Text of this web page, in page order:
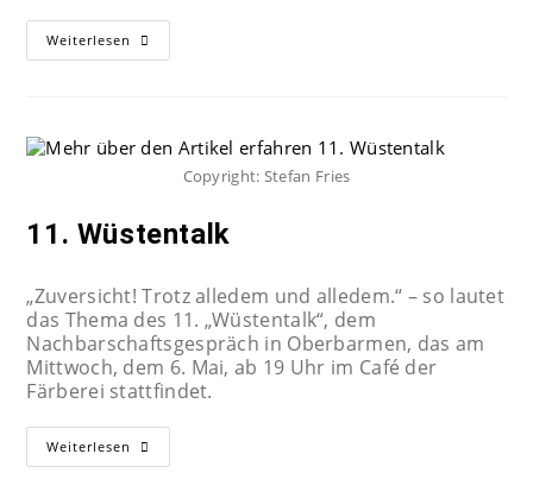
Weiterlesen
Copyright: Stefan Fries
11. Wüstentalk
„Zuversicht! Trotz alledem und alledem.“ – so lautet
das Thema des 11. „Wüstentalk“, dem
Nachbarschaftsgespräch in Oberbarmen, das am
Mittwoch, dem 6. Mai, ab 19 Uhr im Café der
Färberei stattfindet.
Weiterlesen